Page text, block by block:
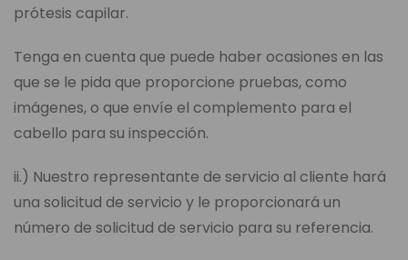
prótesis capilar.
Tenga en cuenta que puede haber ocasiones en las
que se le pida que proporcione pruebas, como
imágenes, o que envíe el complemento para el
cabello para su inspección.
ii.) Nuestro representante de servicio al cliente hará
una solicitud de servicio y le proporcionará un
número de solicitud de servicio para su referencia.